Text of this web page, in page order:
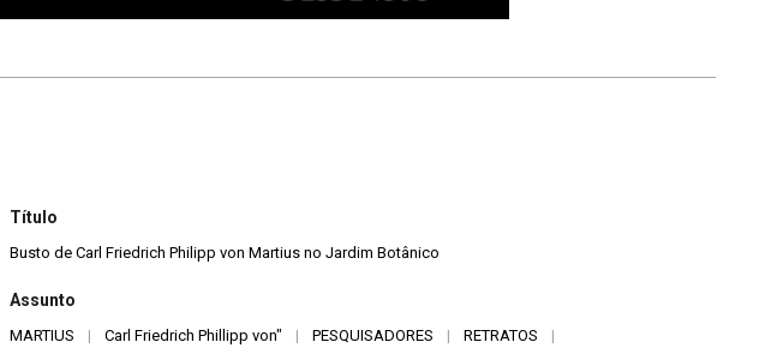
Título
Busto de Carl Friedrich Philipp von Martius no Jardim Botânico
Assunto
MARTIUS | Carl Friedrich Phillipp von" | PESQUISADORES | RETRATOS
|